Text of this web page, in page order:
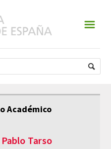
☰
Académico
Tarso